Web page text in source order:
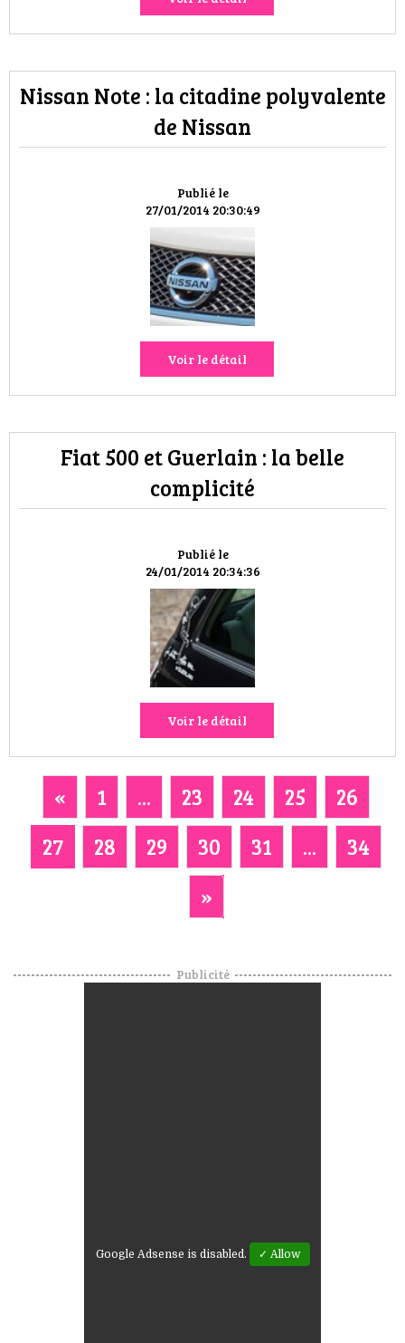
Publié le
27/01/2014 20:30:49
Nissan Note : la citadine polyvalente
de Nissan
Voir le détail
Publié le
24/01/2014 20:34:36
Fiat 500 et Guerlain : la belle
complicité
Voir le détail
« 1 ... 23 24 25
26
27
28 29 30 31 ...
34
»
Publicité
Google Adsense is disabled. ✓ Allow